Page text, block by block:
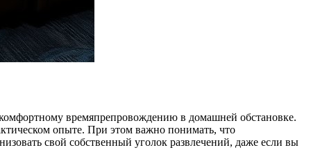
комфортному времяпрепровождению в домашней обстановке.
опыте. При этом важно понимать, что
свой собственный уголок развлечений, даже если вы